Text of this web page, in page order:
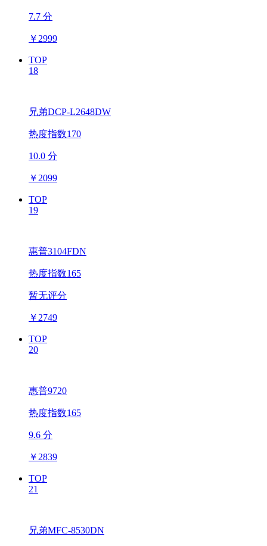
7.7 分
￥ 2999
TOP
18
兄弟DCP-L2648DW
热度指数170
10.0 分
￥ 2099
TOP
19
惠普3104FDN
热度指数165
暂无评分
￥ 2749
TOP
20
惠普9720
热度指数165
9.6 分
￥ 2839
TOP
21
兄弟MFC-8530DN